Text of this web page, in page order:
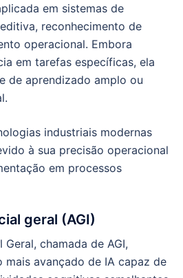
em sistemas de
reconhecimento de
operacional. Embora
em tarefas específicas, ela
de aprendizado amplo ou
industriais modernas
à sua precisão operacional
em processos
geral (AGI)
chamada de AGI,
mais avançado de IA capaz de